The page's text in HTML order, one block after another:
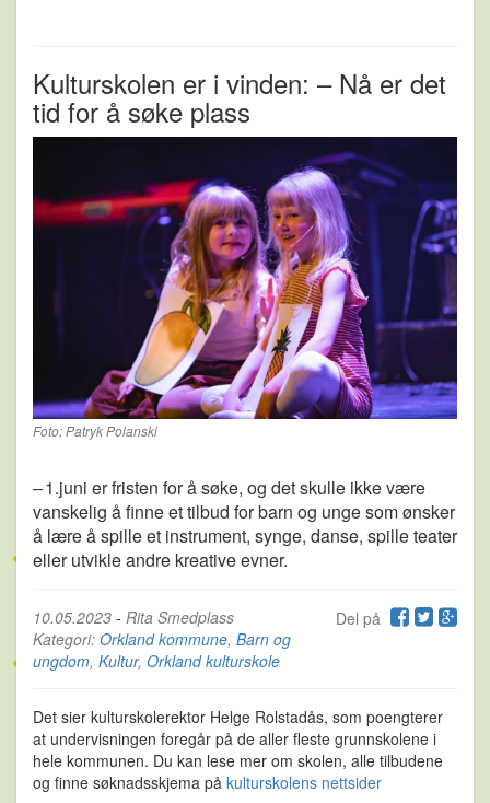
Kulturskolen er i vinden: – Nå er det
tid for å søke plass
Foto: Patryk Polanski
– 1.juni er fristen for å søke, og det skulle ikke være
vanskelig å finne et tilbud for barn og unge som ønsker
å lære å spille et instrument, synge, danse, spille teater
eller utvikle andre kreative evner.
Del på
10.05.2023 - Rita Smedplass
Kategori: Orkland kommune, Barn og
ungdom, Kultur, Orkland kulturskole
Det sier kulturskolerektor Helge Rolstadås, som poengterer
at undervisningen foregår på de aller fleste grunnskolene i
hele kommunen. Du kan lese mer om skolen, alle tilbudene
og finne søknadsskjema på kulturskolens nettsider